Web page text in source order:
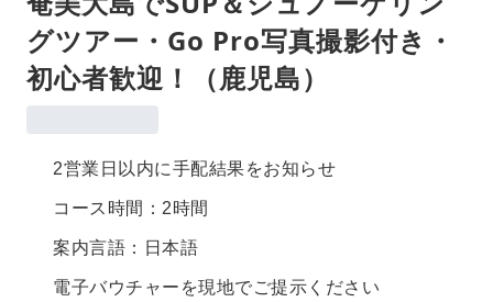
グツアー・Go Pro写真撮影付き・
初心者歓迎！（鹿児島）
2営業日以内に手配結果をお知らせ
コース時間：2時間
案内言語：日本語
電子バウチャーを現地でご提示ください